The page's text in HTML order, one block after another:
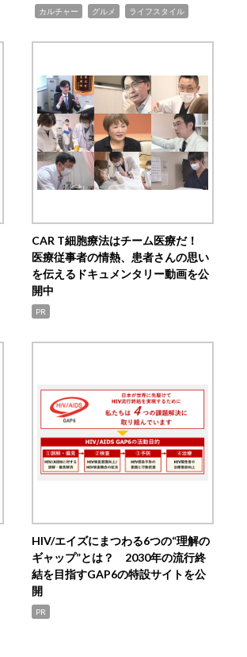
カルチャー グルメ ライフスタイル
CAR T細胞療法はチーム医療だ！
医療従事者の情熱、患者さんの思い
を伝えるドキュメンタリー動画を公
開中
PR
HIV/エイズにまつわる6つの“理解の
ギャップ”とは？ 2030年の流行終
結を目指すGAP6の特設サイトを公
開
PR